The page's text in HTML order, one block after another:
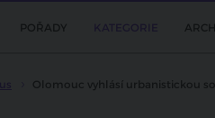
POŘADY
Olomouc vyhlásí urbanistickou